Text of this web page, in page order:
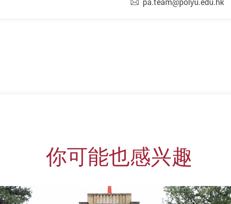
你可能也感兴趣